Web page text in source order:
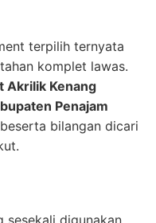
terpilih ternyata
komplet lawas.
Akrilik Kenang
Penajam
bilangan dicari
sesekali digunakan